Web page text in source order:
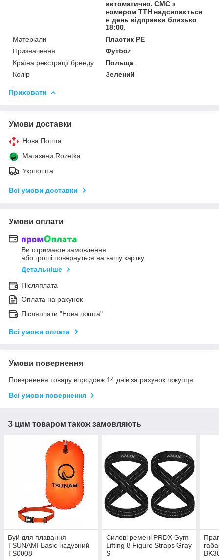
автоматично. СМС з
номером ТТН надсилається
в день відправки близько
18:00.
Матеріали
Пластик PE
Призначення
Футбол
Країна реєстрації бренду
Польща
Колір
Зелений
Приховати
Умови доставки
Нова Пошта
Магазини Rozetka
Укрпошта
Всі умови доставки
Умови оплати
Ви отримаєте замовлення
або гроші повернуться на вашу картку
Детальніше
Післяплата
Оплата на рахунок
Післяплати "Нова пошта"
Всі умови оплати
Умови повернення
Повернення товару впродовж 14 днів за рахунок покупця
Всі умови повернення
З цим товаром також замовляють
Буй для плавання
TSUNAMI Basic надувний
TS0008
Силові ремені PRDX Gym
Lifting 8 Figure Straps Gray
S